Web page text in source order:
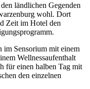
ländlichen Gegenden
wohl. Dort
Zeit im Hotel den
im Sensorium mit einem
Wellnessaufenthalt
für einen halben Tag mit
den einzelnen